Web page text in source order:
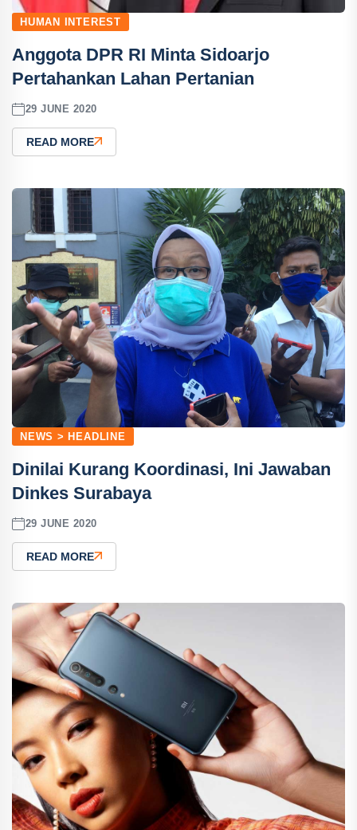
HUMAN INTEREST
Anggota DPR RI Minta Sidoarjo
Pertahankan Lahan Pertanian
29 JUNE 2020
READ MORE
NEWS > HEADLINE
Dinilai Kurang Koordinasi, Ini Jawaban
Dinkes Surabaya
29 JUNE 2020
READ MORE